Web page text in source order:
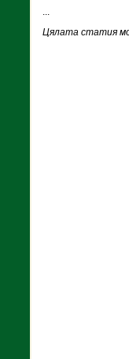
...
Цялата статия